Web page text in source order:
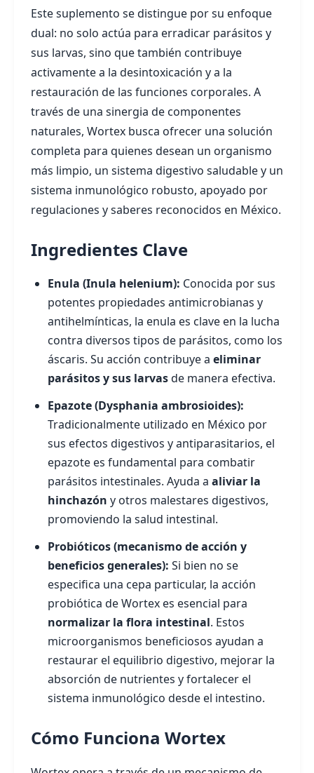
Este suplemento se distingue por su enfoque
dual: no solo actúa para erradicar parásitos y
sus larvas, sino que también contribuye
activamente a la desintoxicación y a la
restauración de las funciones corporales. A
través de una sinergia de componentes
naturales, Wortex busca ofrecer una solución
completa para quienes desean un organismo
más limpio, un sistema digestivo saludable y un
sistema inmunológico robusto, apoyado por
regulaciones y saberes reconocidos en México.
Ingredientes Clave
Enula (Inula helenium): Conocida por sus
potentes propiedades antimicrobianas y
antihelmínticas, la enula es clave en la lucha
contra diversos tipos de parásitos, como los
áscaris. Su acción contribuye a eliminar
parásitos y sus larvasde manera efectiva.
Epazote (Dysphania ambrosioides):
Tradicionalmente utilizado en México por
sus efectos digestivos y antiparasitarios, el
epazote es fundamental para combatir
parásitos intestinales. Ayuda a aliviar la
hinchazón y otros malestares digestivos,
promoviendo la salud intestinal.
Probióticos (mecanismo de acción y
beneficios generales): Si bien no se
especifica una cepa particular, la acción
probiótica de Wortex es esencial para
normalizar la flora intestinal. Estos
microorganismos beneficiosos ayudan a
restaurar el equilibrio digestivo, mejorar la
absorción de nutrientes y fortalecer el
sistema inmunológico desde el intestino.
Cómo Funciona Wortex